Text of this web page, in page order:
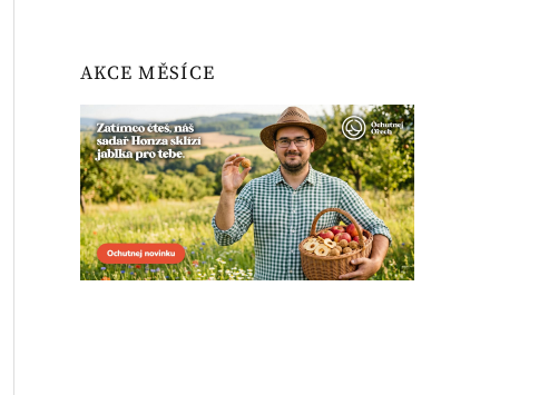
AKCE MĚSÍCE